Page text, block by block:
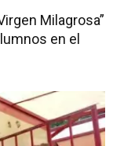
Milagrosa”
en el